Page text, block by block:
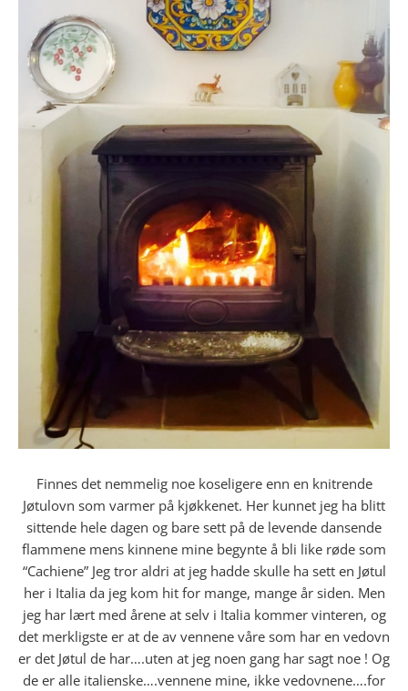
Finnes det nemmelig noe koseligere enn en knitrende
Jøtulovn som varmer på kjøkkenet. Her kunnet jeg ha blitt
sittende hele dagen og bare sett på de levende dansende
flammene mens kinnene mine begynte å bli like røde som
“Cachiene” Jeg tror aldri at jeg hadde skulle ha sett en Jøtul
her i Italia da jeg kom hit for mange, mange år siden. Men
jeg har lært med årene at selv i Italia kommer vinteren, og
det merkligste er at de av vennene våre som har en vedovn
er det Jøtul de har….uten at jeg noen gang har sagt noe ! Og
de er alle italienske….vennene mine, ikke vedovnene….for